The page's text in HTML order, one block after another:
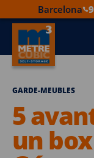
Barcelona
GARDE-MEUBLES
5
un